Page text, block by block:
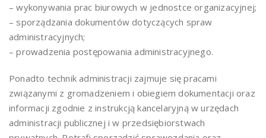
– wykonywania prac biurowych w jednostce organizacyjnej;
– sporządzania dokumentów dotyczących spraw
administracyjnych;
– prowadzenia postępowania administracyjnego.
Ponadto technik administracji zajmuje się pracami
związanymi z gromadzeniem i obiegiem dokumentacji oraz
informacji zgodnie z instrukcją kancelaryjną w urzędach
administracji publicznej i w przedsiębiorstwach